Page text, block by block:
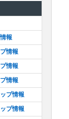
報
情報
情報
情報
プ情報
プ情報